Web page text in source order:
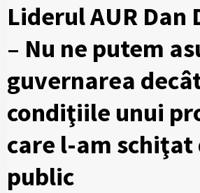
Liderul AUR Dan
– Nu ne putem
guvernarea
condiţiile unui
care l-am schiţat
public